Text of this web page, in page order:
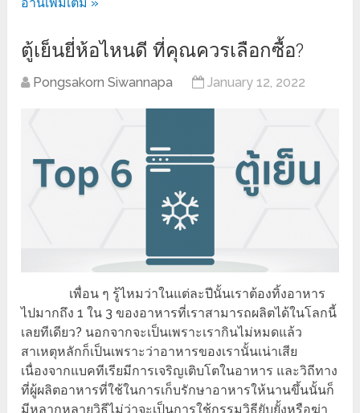
อ่านเพิ่มเติม »
ตู้เย็นยี่ห้อไหนดี ที่คุณควรเลือกซื้อ?
Pongsakorn Siwannapa January 12, 2022
เพื่อน ๆ รู้ไหมว่าในแต่ละปีนั้นเราต้องทิ้งอาหาร
ไปมากถึง 1 ใน 3 ของอาหารที่เราสามารถผลิตได้ในโลกนี้
เลยทีเดียว? นอกจากจะเป็นเพราะเรากินไม่หมดแล้ว
สาเหตุหลักก็เป็นเพราะว่าอาหารของเรานั้นเน่าเสีย
เนื่องจากแบคทีเรียมีการเจริญเติบโตในอาหาร และวิถีทาง
ที่ผู้ผลิตอาหารที่ใช้ในการเก็บรักษาอาหารให้นานขึ้นนั้นก็
มีหลากหลายวิธีไม่ว่าจะเป็นการใช้กรรมวิธียับยั้งหรือฆ่า